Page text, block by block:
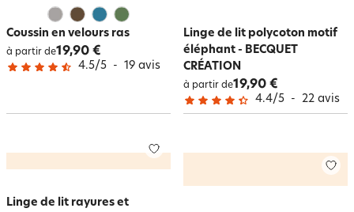
Coussin en velours ras
à partir de19,90 €
4.5/5 - 19 avis
Linge de lit polycoton motif
éléphant - BECQUET
CRÉATION
à partir de19,90 €
4.4/5 - 22 avis
Linge de lit rayures et